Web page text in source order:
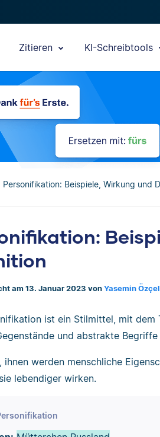
Zitieren KI-Schreibtools
Personifikation: Beispiele, Wirkung und
am 13. Januar 2023 von Yasemin
ist ein Stilmittel, mit dem
und abstrakte
ihnen werden menschliche
lebendiger wirken.